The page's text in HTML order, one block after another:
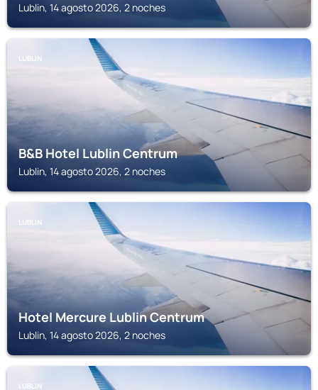
Lublin, 14 agosto 2026, 2 noches
LUBLIN
B&B Hotel Lublin Centrum
Lublin, 14 agosto 2026, 2 noches
LUBLIN
Hotel Mercure Lublin Centrum
Lublin, 14 agosto 2026, 2 noches
LUBLIN